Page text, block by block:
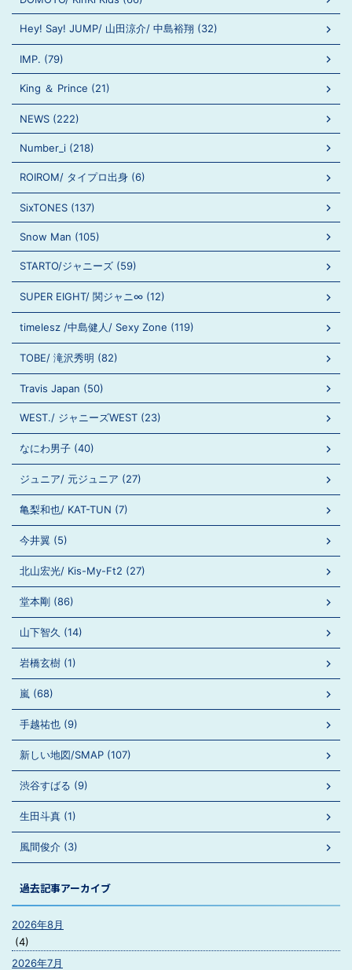
Hey! Say! JUMP/ 山田涼介/ 中島裕翔 (32)
IMP. (79)
King ＆ Prince (21)
NEWS (222)
Number_i (218)
ROIROM/ タイプロ出身 (6)
SixTONES (137)
Snow Man (105)
STARTO/ジャニーズ (59)
SUPER EIGHT/ 関ジャニ∞ (12)
timelesz /中島健人/ Sexy Zone (119)
TOBE/ 滝沢秀明 (82)
Travis Japan (50)
WEST./ ジャニーズWEST (23)
なにわ男子 (40)
ジュニア/ 元ジュニア (27)
亀梨和也/ KAT-TUN (7)
今井翼 (5)
北山宏光/ Kis-My-Ft2 (27)
堂本剛 (86)
山下智久 (14)
岩橋玄樹 (1)
嵐 (68)
手越祐也 (9)
新しい地図/SMAP (107)
渋谷すばる (9)
生田斗真 (1)
風間俊介 (3)
過去記事アーカイブ
2026年8月
(4)
2026年7月